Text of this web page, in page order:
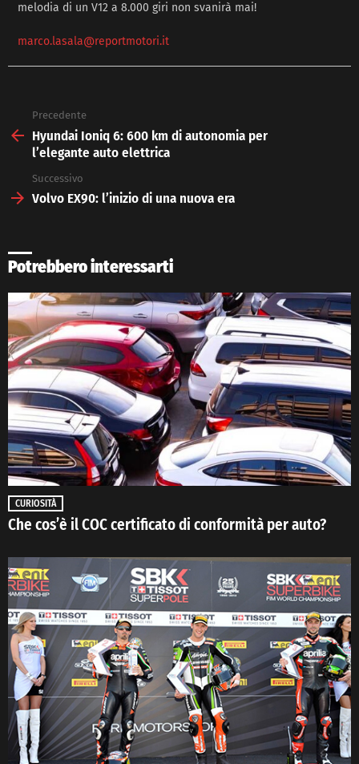
melodia di un V12 a 8.000 giri non svanirà mai!
marco.lasala@reportmotori.it
more
Precedente
Hyundai Ioniq 6: 600 km di autonomia per
l’elegante auto elettrica
Successivo
Volvo EX90: l’inizio di una nuova era
Potrebbero interessarti
CURIOSITÀ
Che cos’è il COC certificato di conformità per auto?